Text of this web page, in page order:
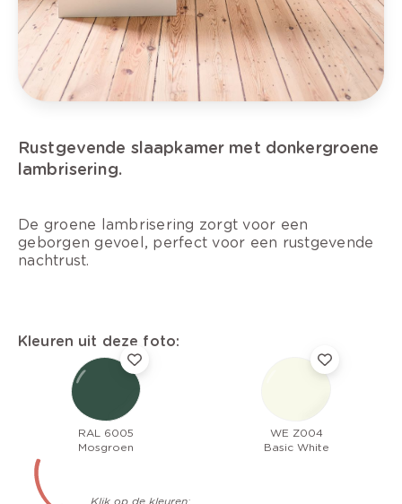
Rustgevende slaapkamer met donkergroene
lambrisering.
De groene lambrisering zorgt voor een
geborgen gevoel, perfect voor een rustgevende
nachtrust.
Kleuren uit deze foto:
RAL 6005
Mosgroen
WE Z004
Basic White
Klik op de kleuren: